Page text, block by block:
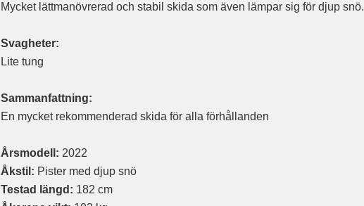
Mycket lättmanövrerad och stabil skida som även lämpar sig för djup snö.
Svagheter:
Lite tung
Sammanfattning:
En mycket rekommenderad skida för alla förhållanden
Årsmodell: 2022
Åkstil: Pister med djup snö
Testad längd: 182 cm